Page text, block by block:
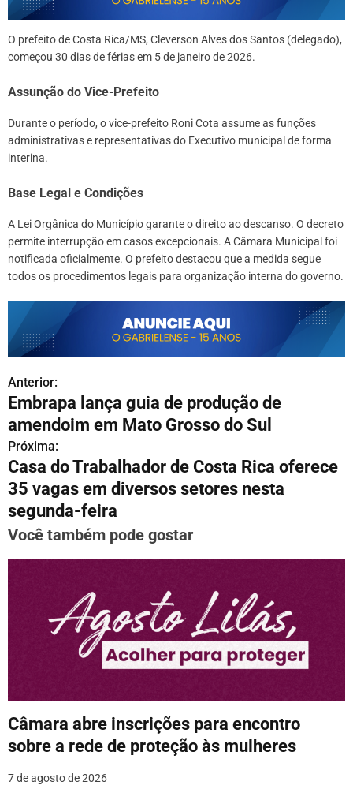
O prefeito de Costa Rica/MS, Cleverson Alves dos Santos (delegado),
começou 30 dias de férias em 5 de janeiro de 2026.
Assunção do Vice-Prefeito
Durante o período, o vice-prefeito Roni Cota assume as funções
administrativas e representativas do Executivo municipal de forma
interina.
Base Legal e Condições
A Lei Orgânica do Município garante o direito ao descanso. O decreto
permite interrupção em casos excepcionais. A Câmara Municipal foi
notificada oficialmente. O prefeito destacou que a medida segue
todos os procedimentos legais para organização interna do governo.
N
a
v
e
g
a
ç
P
o
s
Anterior:
Embrapa lança guia de produção de
amendoim em Mato Grosso do Sul
Próxima:
Casa do Trabalhador de Costa Rica oferece
35 vagas em diversos setores nesta
segunda-feira
Você também pode gostar
Câmara abre inscrições para encontro
sobre a rede de proteção às mulheres
7 de agosto de 2026